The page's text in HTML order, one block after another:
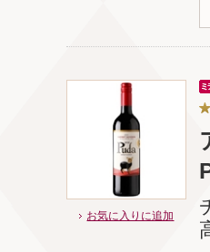
お気に入りに追加